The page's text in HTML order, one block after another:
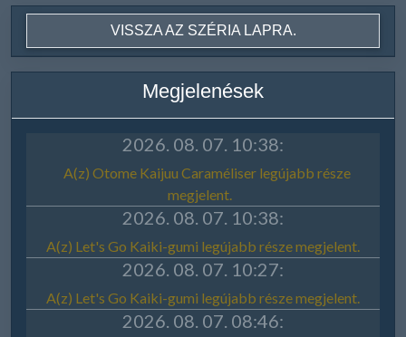
VISSZA AZ SZÉRIA LAPRA.
Megjelenések